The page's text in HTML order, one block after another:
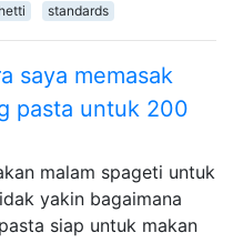
standards
saya memasak
pasta untuk 200
malam spageti untuk
yakin bagaimana
siap untuk makan